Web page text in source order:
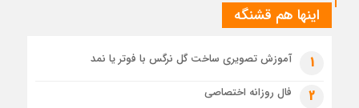
اینها هم قشنگه
1 آموزش تصویری ساخت گل نرگس با فوتر یا نمد
2 فال روزانه اختصاصی